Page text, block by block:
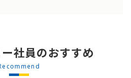
社員のおすすめ